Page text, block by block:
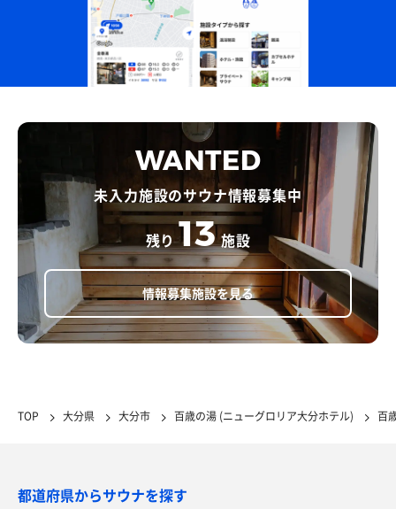
WANTED
未入力施設のサウナ情報募集中
残り 13 施設
情報募集施設を見る
TOP 大分県 大分市 百歳の湯 (ニューグロリア大分ホテル) 百
都道府県からサウナを探す